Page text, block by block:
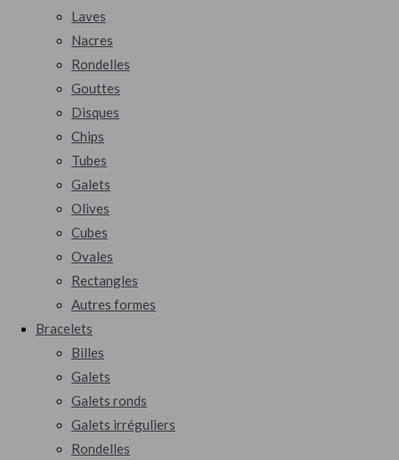
Laves
Nacres
Rondelles
Gouttes
Disques
Chips
Tubes
Galets
Olives
Cubes
Ovales
Rectangles
Autres formes
Bracelets
Billes
Galets
Galets ronds
Galets irréguliers
Rondelles